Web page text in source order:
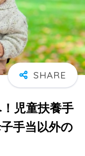
児童扶養手
手当以外の